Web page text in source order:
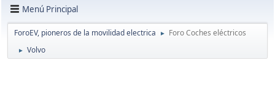
Menú Principal
ForoEV, pioneros de la movilidad electrica ► Foro Coches eléctricos
► Volvo